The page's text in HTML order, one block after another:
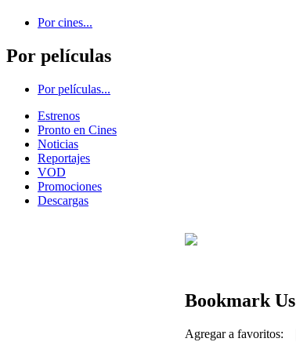
Por cines...
Por películas
Por películas...
Estrenos
Pronto en Cines
Noticias
Reportajes
VOD
Promociones
Descargas
Bookmark Us
Agregar a favoritos: